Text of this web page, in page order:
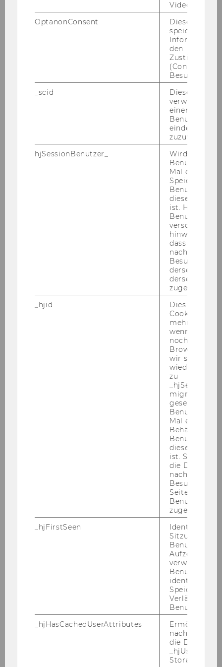
MSc(WU),MA
Senior Scientist post doc || Direktorin des
Kompetenzzentrums für Finanzbildung
Mag.Dr.rer.soc.oec. Franz-Karl
Senior Lecturer
franz-karl.skala@wu.ac.at
Dr.rer.soc.oec. Rosanna
Steininger
Universitätsassistentin post doc
rosanna.steininger@wu.ac.at
Video
OptanonConsent
Dieses Cookie
speichert
den
(Consent)
Besuchers.
_scid
Dieses
verwendet,
einem/einer
Benutzer*in
eindeutige ID
zuzuweisen
hjSessionBenutzer_
Wird gesetzt,
Benutzer
Mal eine
Speichert die
Benutzer-ID,
diese Seite
ist. Hotjar
Benutzer
verschiedene
hinweg.Stellt
dass Daten
Besuchen auf
derselben
derselben
zugeordnet
_hjid
Dies ist ein
Cookie, das
mehr setzen,
wenn ein
noch in
Browser hat,
wir seinen
zu
migrieren.
gesetzt,
Benutzer
Mal eine
Behält die
Benutzer-ID
diese Seite
ist. Stellt
die Daten von
Besuchen
Seite
Benutzer-ID
zugeordnet
_hjFirstSeen
Identifiziert
Sitzung eines
Benutzers.
verwendet,
identifizieren.
Verlängert
_hjHasCachedUserAttributes
Ermöglicht
die Daten in
Storage auf